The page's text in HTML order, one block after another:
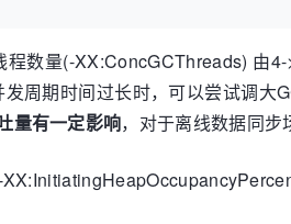
程数量(-XX:ConcGCThreads) 由
周期时间过长时，可以尝试调大
量有一定影响，对于离线数据同